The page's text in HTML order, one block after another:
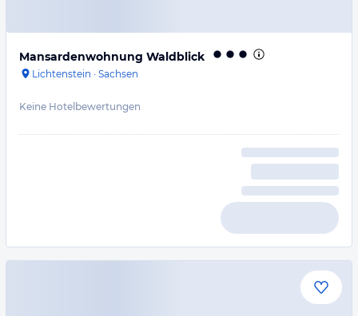
Mansardenwohnung Waldblick
Lichtenstein · Sachsen
Keine Hotelbewertungen